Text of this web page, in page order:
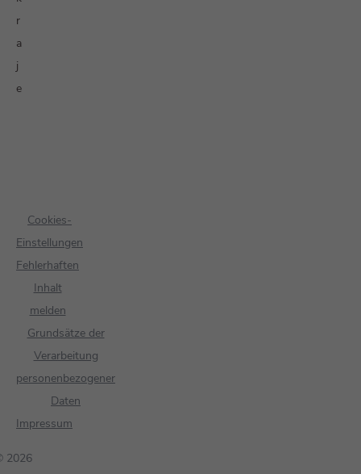
r
a
j
e
2026
Cookies-
Einstellungen
Fehlerhaften
Inhalt
melden
Grundsätze der
Verarbeitung
personenbezogener
Daten
Impressum